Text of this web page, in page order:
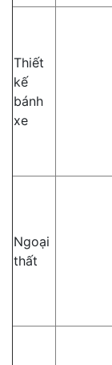
Thiết
kế
bánh
xe
Ngoại
thất